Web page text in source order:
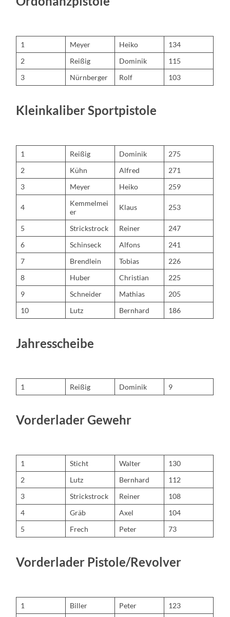
1 Meyer Heiko
134
2
Reißig Dominik
115
3
Nürnberger Rolf 103
Kleinkaliber Sportpistole
1 Reißig Dominik
275
2
Kühn Alfred
271
3
Meyer Heiko 259
4
Kemmelmei
er
Klaus 253
5 Strickstrock Reiner
247
6
Schinseck Alfons
241
7
Brendlein Tobias
226
8
Huber Christian
225
9
Schneider Mathias
205
10
Lutz Bernhard 186
Jahresscheibe
1 Reißig Dominik 9
Vorderlader Gewehr
1 Sticht Walter
130
2
Lutz Bernhard
112
3
Strickstrock Reiner
108
4
Gräb Axel
104
5
Frech Peter 73
Vorderlader Pistole/Revolver
1 Biller Peter
123